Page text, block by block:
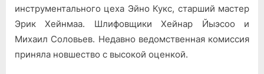
инструментального цеха Эйно Кукс, старший мастер
Эрик Хейнмаа. Шлифовщики Хейнар Йыэсоо и
Михаил Соловьев. Недавно ведомственная комиссия
приняла новшество с высокой оценкой.